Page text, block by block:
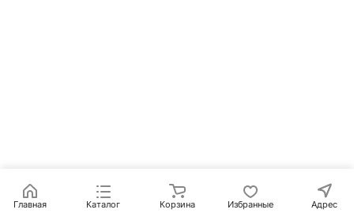
Главная Каталог Корзина Избранные Адрес